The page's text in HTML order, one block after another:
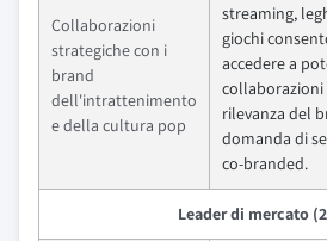
Collaborazioni
strategiche con i
brand
dell'intrattenimento
e della cultura pop
streaming,
giochi
accedere a
collaborazioni
rilevanza del
domanda di
co-branded.
Leader di mercato